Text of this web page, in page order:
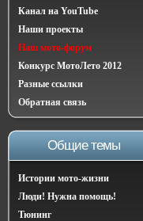
Канал на YouTube
Наши проекты
Наш мото-форум
Конкурс МотоЛето 2012
Разные ссылки
Обратная связь
Общие темы
Истории мото-жизни
Люди! Нужна помощь!
Тюнинг